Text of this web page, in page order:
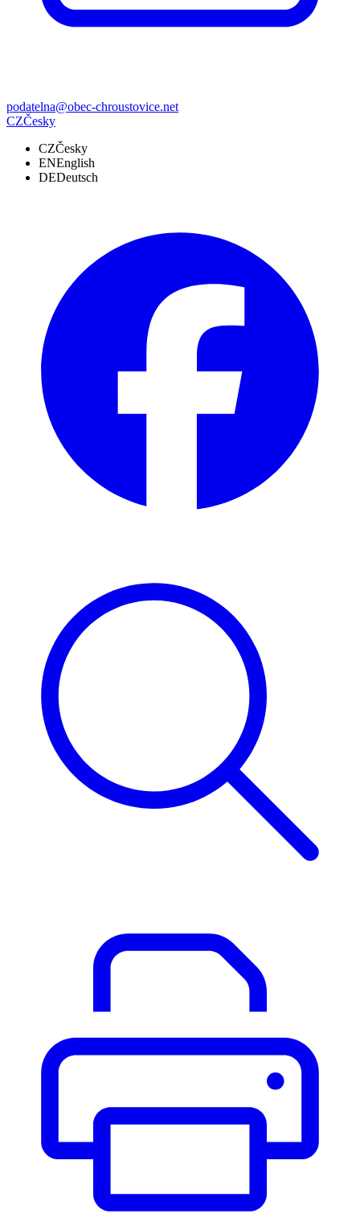
podatelna@obec-chroustovice.net
CZČesky
CZČesky
ENEnglish
DEDeutsch